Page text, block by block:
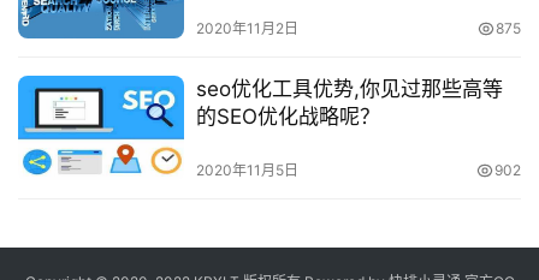
2020年11月2日 875
seo优化工具优势,你见过那些高等
的SEO优化战略呢？
2020年11月5日 902